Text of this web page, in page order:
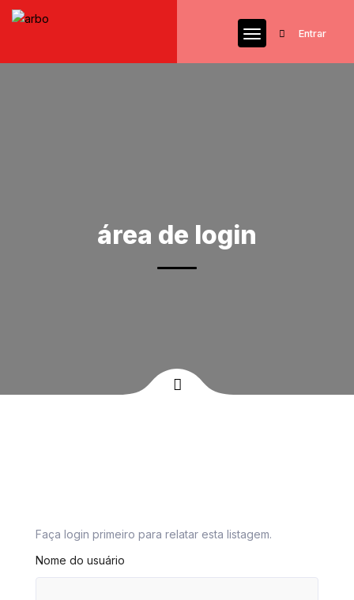
Entrar
área de login
Faça login primeiro para relatar esta listagem.
Nome do usuário